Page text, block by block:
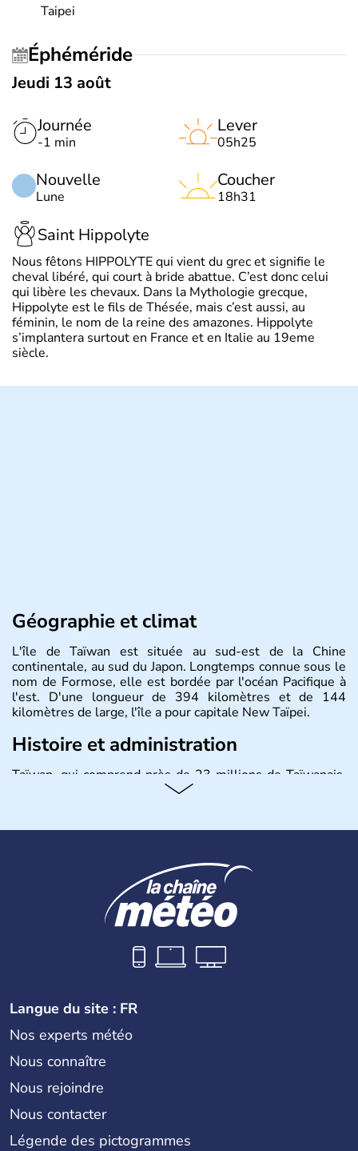
Taipei
Éphéméride
Jeudi 13 août
Journée
-1 min
Nouvelle
Lune
Lever
05h25
Coucher
18h31
Saint Hippolyte
Nous fêtons HIPPOLYTE qui vient du grec et signifie le
cheval libéré, qui court à bride abattue. C’est donc celui
qui libère les chevaux. Dans la Mythologie grecque,
Hippolyte est le fils de Thésée, mais c’est aussi, au
féminin, le nom de la reine des amazones. Hippolyte
s’implantera surtout en France et en Italie au 19eme
siècle.
Géographie et climat
L'île de Taïwan est située au sud-est de la Chine
continentale, au sud du Japon. Longtemps connue sous le
nom de Formose, elle est bordée par l'océan Pacifique à
l'est. D'une longueur de 394 kilomètres et de 144
kilomètres de large, l'île a pour capitale New Taïpei.
Histoire et administration
Taïwan, qui comprend près de 23 millions de Taïwanais,
joue un rôle important dans l'économie mondiale en
dans d'autres pays d'Asie du Sud-Est. La monnaie
Langue du site : FR
Nos experts météo
Nous connaître
Nous rejoindre
Nous contacter
Légende des pictogrammes